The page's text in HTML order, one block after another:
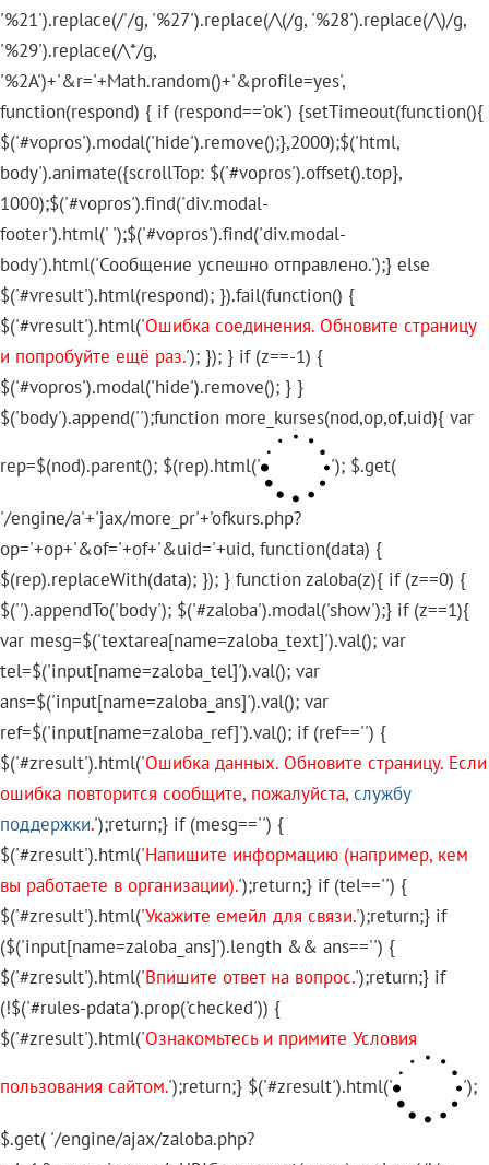
'%21').replace(/'/g, '%27').replace(/\(/g, '%28').replace(/\)/g,
'%29').replace(/\*/g,
'%2A')+'&r='+Math.random()+'&profile=yes',
function(respond) { if (respond=='ok') {setTimeout(function(){
$('#vopros').modal('hide').remove();},2000);$('html,
body').animate({scrollTop: $('#vopros').offset().top},
1000);$('#vopros').find('div.modal-
footer').html(' ');$('#vopros').find('div.modal-
body').html('Сообщение успешно отправлено.');} else
$('#vresult').html(respond); }).fail(function() {
$('#vresult').html('Ошибка соединения. Обновите страницу
и попробуйте ещё раз.'); }); } if (z==-1) {
$('#vopros').modal('hide').remove(); } }
$('body').append('');function more_kurses(nod,op,of,uid){ var
rep=$(nod).parent(); $(rep).html(' '); $.get(
'/engine/a'+'jax/more_pr'+'ofkurs.php?
op='+op+'&of='+of+'&uid='+uid, function(data) {
$(rep).replaceWith(data); }); } function zaloba(z){ if (z==0) {
$('').appendTo('body'); $('#zaloba').modal('show');} if (z==1){
var mesg=$('textarea[name=zaloba_text]').val(); var
tel=$('input[name=zaloba_tel]').val(); var
ans=$('input[name=zaloba_ans]').val(); var
ref=$('input[name=zaloba_ref]').val(); if (ref=='') {
$('#zresult').html('Ошибка данных. Обновите страницу. Если
ошибка повторится сообщите, пожалуйста, службу
поддержки.');return;} if (mesg=='') {
$('#zresult').html('Напишите информацию (например, кем
вы работаете в организации).');return;} if (tel=='') {
$('#zresult').html('Укажите емейл для связи.');return;} if
($('input[name=zaloba_ans]').length && ans=='') {
$('#zresult').html('Впишите ответ на вопрос.');return;} if
(!$('#rules-pdata').prop('checked')) {
$('#zresult').html('Ознакомьтесь и примите Условия
пользования сайтом.');return;} $('#zresult').html(' ');
$.get( '/engine/ajax/zaloba.php?